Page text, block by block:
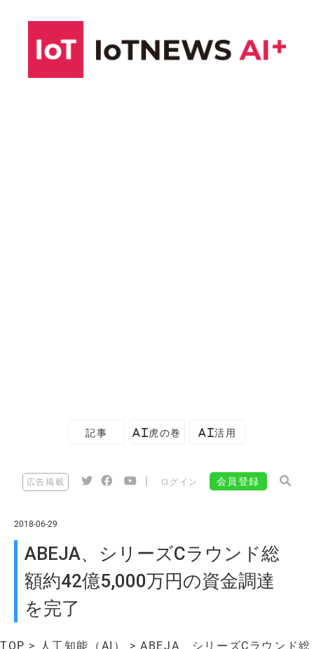
記事 AI虎の巻 AI活用
広告掲載 ログイン 会員登録
2018-06-29
ABEJA、シリーズCラウンド総
額約42億5,000万円の資金調達
を完了
TOP > 人工知能（AI）
> ABEJA、シリーズCラウンド総